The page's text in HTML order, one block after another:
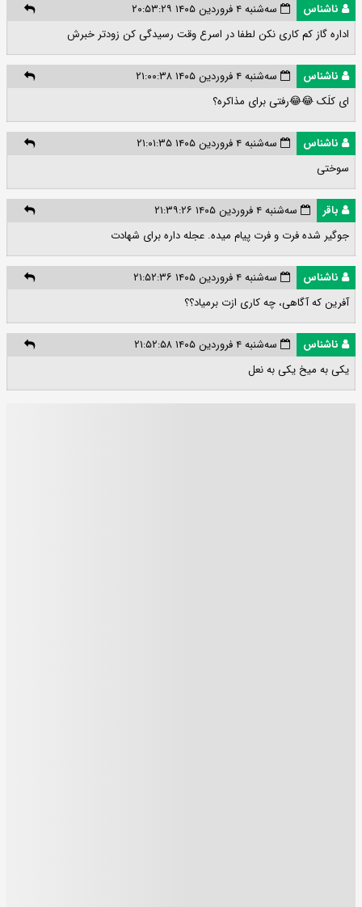
ناشناس
سه‌شنبه ۴ فروردین ۱۴۰۵ ۲۰:۵۳:۲۹
اداره گاز کم کاری نکن لطفا در اسرع وقت رسیدگی کن زودتر خبرش
ناشناس
سه‌شنبه ۴ فروردین ۱۴۰۵ ۲۱:۰۰:۳۸
ای کلَک 😂😂رفتی برای مذاکره؟
ناشناس
سه‌شنبه ۴ فروردین ۱۴۰۵ ۲۱:۰۱:۳۵
سوختی
باقر
سه‌شنبه ۴ فروردین ۱۴۰۵ ۲۱:۳۹:۲۶
جوگیر شده فرت و فرت پیام میده. عجله داره برای شهادت
ناشناس
سه‌شنبه ۴ فروردین ۱۴۰۵ ۲۱:۵۲:۳۶
آفرین که آگاهی، چه کاری ازت برمیاد؟؟
ناشناس
سه‌شنبه ۴ فروردین ۱۴۰۵ ۲۱:۵۲:۵۸
یکی به میخ یکی به نعل